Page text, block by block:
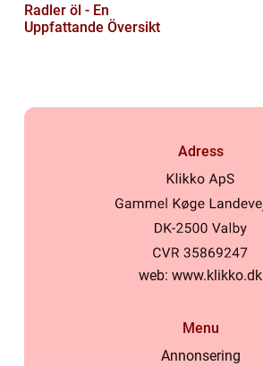
Radler öl - En
Uppfattande Översikt
Adress
web: www.klikko.dk
Menu
Annonsering